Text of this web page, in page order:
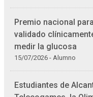
Premio nacional
validado
medir la glucosa
15/07/2026 - Alumno
Estudiantes de